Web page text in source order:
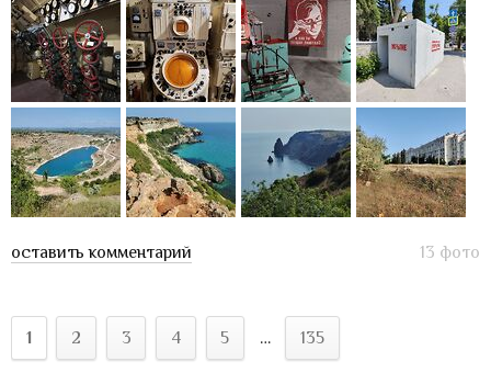
оставить комментарий 13 фото
1 2 3 4 5 … 135